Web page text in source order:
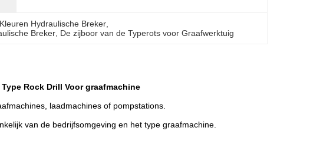
Hydraulische Breker
Breker De zijboor van de Typerots voor Graafwerktuig
Rock Drill Voor graafmachine
laadmachines of pompstations.
van de bedrijfsomgeving en het type graafmachine.